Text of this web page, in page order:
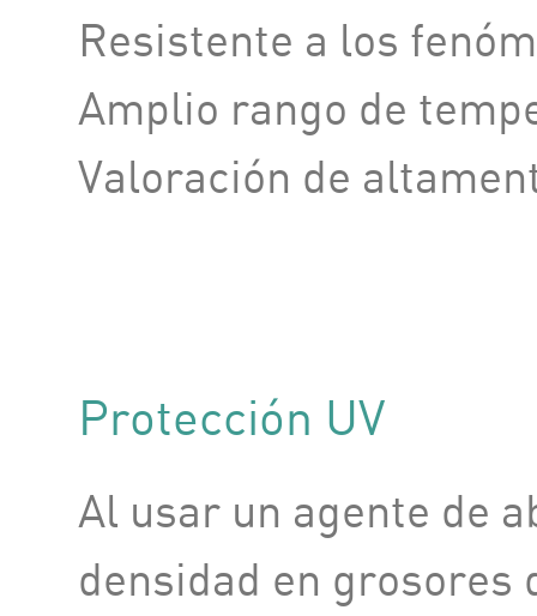
Resistente a los
Amplio rango de
Valoración de
Protección UV
Al usar un agente de
densidad en grosores